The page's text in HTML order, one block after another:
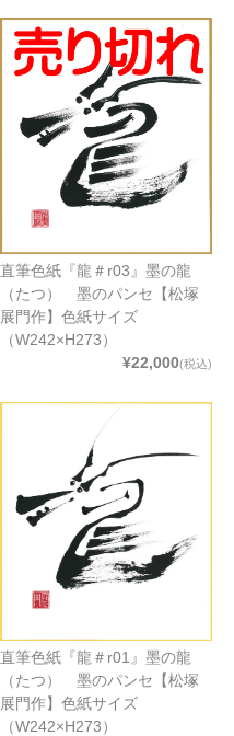
直筆色紙『龍＃r03』墨の龍
（たつ） 墨のパンセ【松塚
展門作】色紙サイズ
（W242×H273）
¥22,000(税込)
直筆色紙『龍＃r01』墨の龍
（たつ） 墨のパンセ【松塚
展門作】色紙サイズ
（W242×H273）